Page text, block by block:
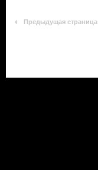
Предыдущая страница